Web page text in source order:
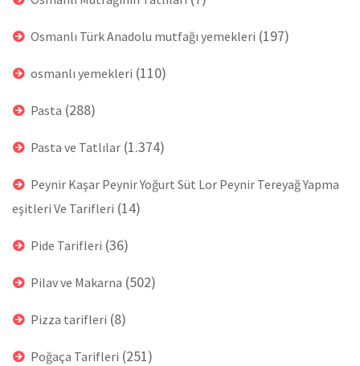
Osmanlı Türk Anadolu mutfağı yemekleri (197)
osmanlı yemekleri (110)
Pasta (288)
Pasta ve Tatlılar (1.374)
Peynir Kaşar Peynir Yoğurt Süt Lor Peynir Tereyağ Yapma
eşitleri Ve Tarifleri (14)
Pide Tarifleri (36)
Pilav ve Makarna (502)
Pizza tarifleri (8)
Poğaça Tarifleri (251)